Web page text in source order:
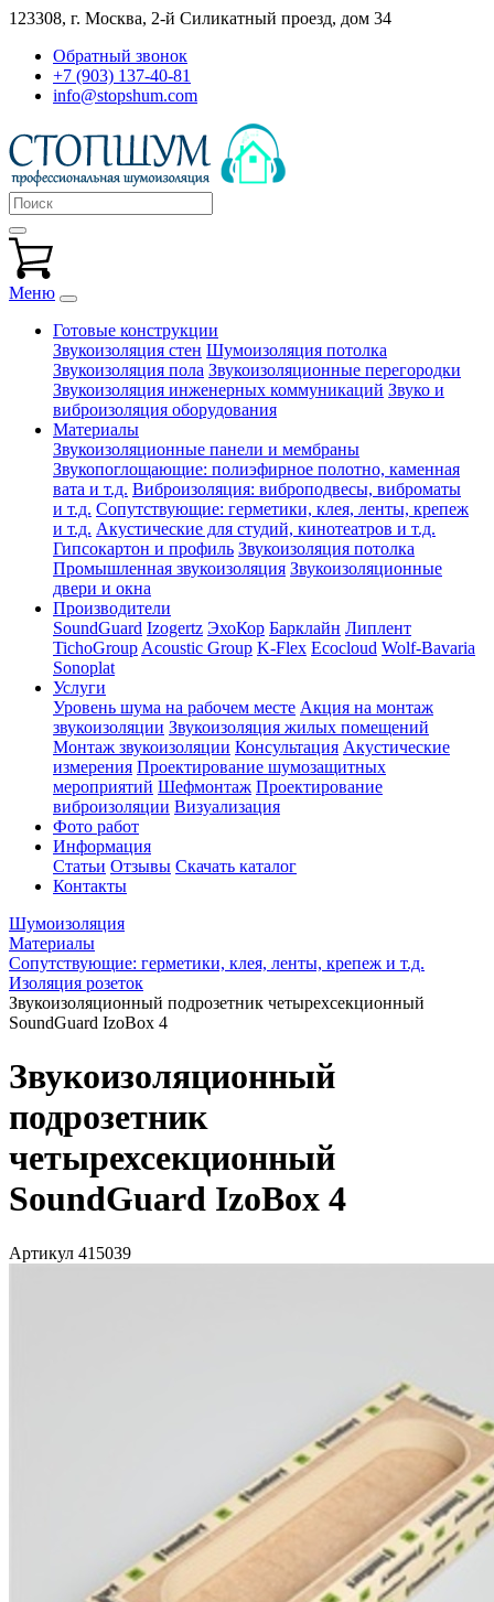
123308, г. Москва, 2-й Силикатный проезд, дом 34
Обратный звонок
+7 (903) 137-40-81
info@stopshum.com
Меню
Готовые конструкции
Звукоизоляция стен Шумоизоляция потолка
Звукоизоляция пола Звукоизоляционные перегородки
Звукоизоляция инженерных коммуникаций Звуко и
виброизоляция оборудования
Материалы
Звукоизоляционные панели и мембраны
Звукопоглощающие: полиэфирное полотно, каменная
вата и т.д. Виброизоляция: виброподвесы, виброматы
и т.д. Сопутствующие: герметики, клея, ленты, крепеж
и т.д. Акустические для студий, кинотеатров и т.д.
Гипсокартон и профиль Звукоизоляция потолка
Промышленная звукоизоляция Звукоизоляционные
двери и окна
Производители
SoundGuard Izogertz ЭхоКор Барклайн Липлент
TichoGroup Acoustic Group K-Flex Ecocloud Wolf-Bavaria
Sonoplat
Услуги
Уровень шума на рабочем месте Акция на монтаж
звукоизоляции Звукоизоляция жилых помещений
Монтаж звукоизоляции Консультация Акустические
измерения Проектирование шумозащитных
мероприятий Шефмонтаж Проектирование
виброизоляции Визуализация
Фото работ
Информация
Статьи Отзывы Скачать каталог
Контакты
Шумоизоляция
Материалы
Сопутствующие: герметики, клея, ленты, крепеж и т.д.
Изоляция розеток
Звукоизоляционный подрозетник четырехсекционный
SoundGuard IzoBox 4
Звукоизоляционный
подрозетник
четырехсекционный
SoundGuard IzoBox 4
Артикул 415039